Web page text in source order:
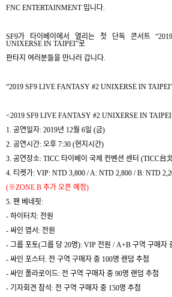
FNC ENTERTAINMENT입니다
SF9가 타이베 이에서 열리는 첫 단독 콘서트
UNIXERSE IN TAIPEI”로
판타지 여러분들을 만나러 갑니다
“2019 SF9 LIVE FANTASY #2 UNIXERSE IN
<2019 SF9 LIVE FANTASY #2 UNIXERSE IN
1. 공연일자: 2019년 12월 6일 (금)
2. 공연시간: 오후 7:30 (현지시간)
3. 공연장소: TICC 타이베이 국제 컨벤션 센터 (TICC台
4. 티켓가: VIP: NTD 3,800 / A: NTD 2,800 / B: NTD
(※ZONE B 추가 오픈 예정)
5. 팬 베네핏:
- 하이터치 : 전원
- 싸인 엽서 : 전원
- 그룹 포토(그룹 당 20명): VIP 전원 / A+B 구역 구매자
- 싸인 포스터 : 전 구역 구매자 중 100명 랜덤 추첨
- 싸인 폴라로이드: 전 구역 구매자 중 90명 랜덤 추첨
- 기자회견 참석: 전 구역 구매자 중 150명 추첨